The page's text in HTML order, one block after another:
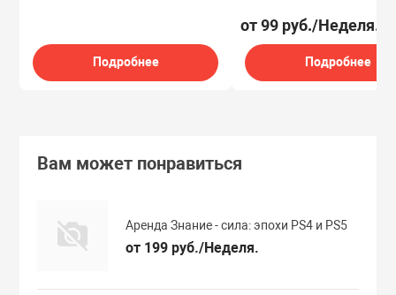
Подробнее
от 99 руб./Неделя.
Подробнее
Вам может понравиться
Аренда Знание - сила: эпохи PS4 и PS5
от 199 руб./Неделя.